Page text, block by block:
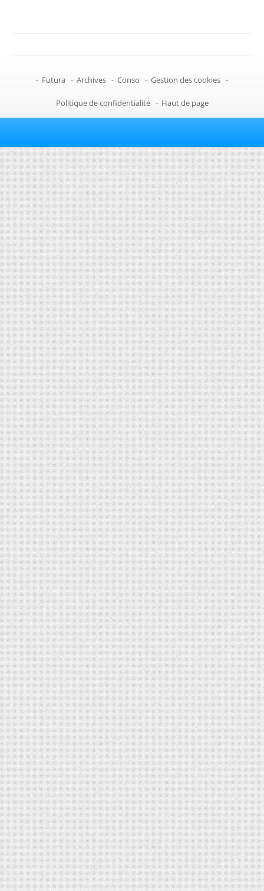
- Futura - Archives - Conso - Gestion des cookies -
Politique de confidentialité - Haut de page